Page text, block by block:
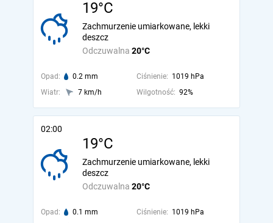
19°C
Odczuwalna 20°C
Zachmurzenie umiarkowane, lekki
deszcz
Opad: 0.2 mm Ciśnienie: 1019 hPa
Wiatr:
7 km/h Wilgotność: 92%
02:00
19°C
Odczuwalna 20°C
Zachmurzenie umiarkowane, lekki
deszcz
Opad: 0.1 mm Ciśnienie: 1019 hPa